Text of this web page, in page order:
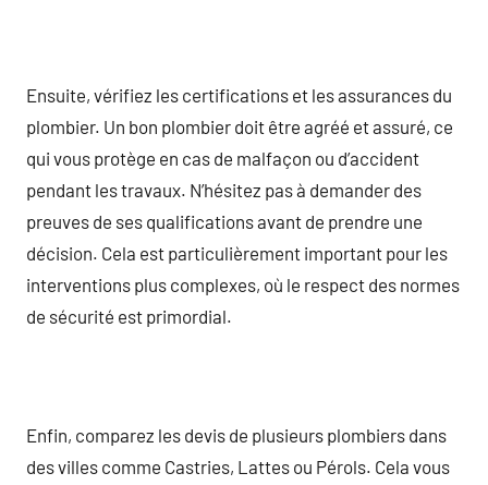
Ensuite, vérifiez les certifications et les assurances du
plombier. Un bon plombier doit être agréé et assuré, ce
qui vous protège en cas de malfaçon ou d’accident
pendant les travaux. N’hésitez pas à demander des
preuves de ses qualifications avant de prendre une
décision. Cela est particulièrement important pour les
interventions plus complexes, où le respect des normes
de sécurité est primordial.
Enfin, comparez les devis de plusieurs plombiers dans
des villes comme Castries, Lattes ou Pérols. Cela vous